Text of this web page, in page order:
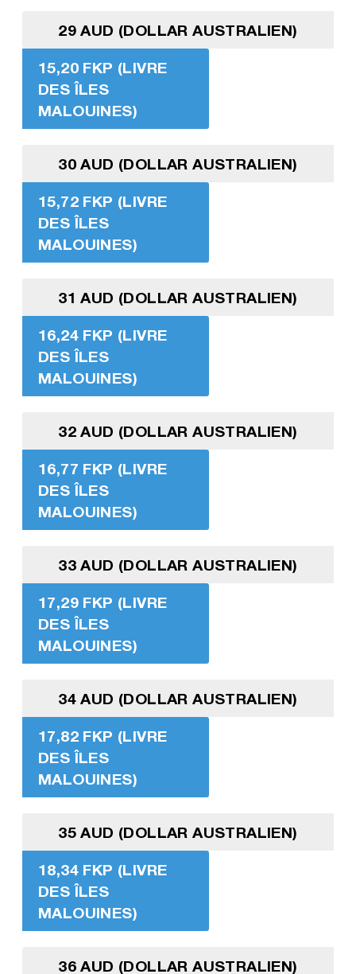
29 AUD (DOLLAR AUSTRALIEN)
15,20 FKP (LIVRE
DES ÎLES
MALOUINES)
30 AUD (DOLLAR AUSTRALIEN)
15,72 FKP (LIVRE
DES ÎLES
MALOUINES)
31 AUD (DOLLAR AUSTRALIEN)
16,24 FKP (LIVRE
DES ÎLES
MALOUINES)
32 AUD (DOLLAR AUSTRALIEN)
16,77 FKP (LIVRE
DES ÎLES
MALOUINES)
33 AUD (DOLLAR AUSTRALIEN)
17,29 FKP (LIVRE
DES ÎLES
MALOUINES)
34 AUD (DOLLAR AUSTRALIEN)
17,82 FKP (LIVRE
DES ÎLES
MALOUINES)
35 AUD (DOLLAR AUSTRALIEN)
18,34 FKP (LIVRE
DES ÎLES
MALOUINES)
36 AUD (DOLLAR AUSTRALIEN)